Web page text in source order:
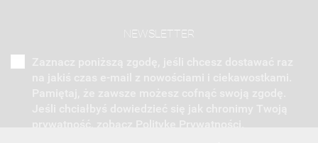
NEWSLETTER